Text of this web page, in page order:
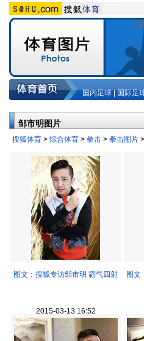
国内足球 国际足
邹市明图片
搜狐体育 > 综合体育 > 拳击 > 拳击图片 >
图文：搜狐专访邹市明 霸气四射
2015-03-13 16:52
图文